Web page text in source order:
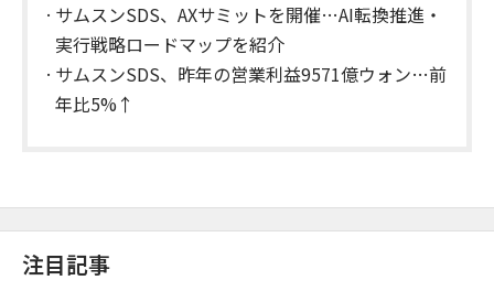
引」
サムスンSDS、AXサミットを開催…AI転換推進・
実行戦略ロードマップを紹介
サムスンSDS、昨年の営業利益9571億ウォン…前
年比5%↑
注目記事